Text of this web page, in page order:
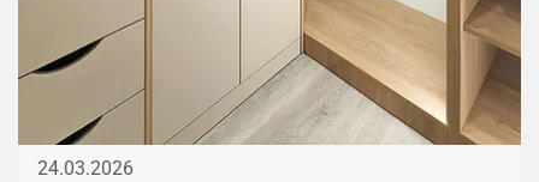
24.03.2026